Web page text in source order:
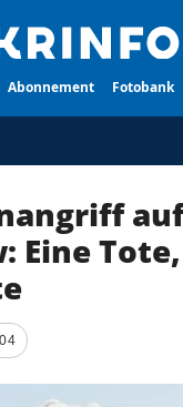
Abonnement Fotobank
Eine